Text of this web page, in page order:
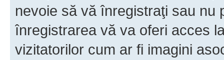
nevoie să vă înregistraţi sau nu
înregistrarea vă va oferi acces
vizitatorilor cum ar fi imagini